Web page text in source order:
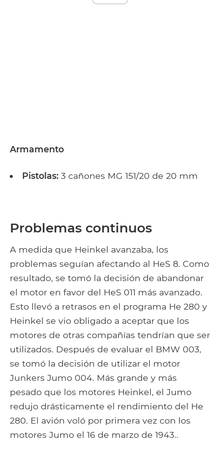
Armamento
Pistolas:3 cañones MG 151/20 de 20 mm
Problemas continuos
A medida que Heinkel avanzaba, los
problemas seguían afectando al HeS 8. Como
resultado, se tomó la decisión de abandonar
el motor en favor del HeS 011 más avanzado.
Esto llevó a retrasos en el programa He 280 y
Heinkel se vio obligado a aceptar que los
motores de otras compañías tendrían que ser
utilizados. Después de evaluar el BMW 003,
se tomó la decisión de utilizar el motor
Junkers Jumo 004. Más grande y más
pesado que los motores Heinkel, el Jumo
redujo drásticamente el rendimiento del He
280. El avión voló por primera vez con los
motores Jumo el 16 de marzo de 1943..